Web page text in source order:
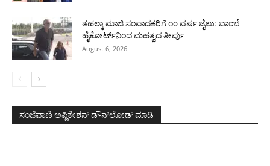
ತಹಲ್ಕಾ ಮಾಜಿ ಸಂಪಾದಕರಿಗೆ ೧೦ ವರ್ಷ ಜೈಲು: ಬಾಂಬೆ
ಹೈಕೋರ್ಟ್‌ನಿಂದ ಮಹತ್ವದ ತೀರ್ಪು
August 6, 2026
ಸಂಜೆವಾಣಿ ಅಪ್ಲಿಕೇಶನ್ ಡೌನ್‌ಲೋಡ್ ಮಾಡಿ